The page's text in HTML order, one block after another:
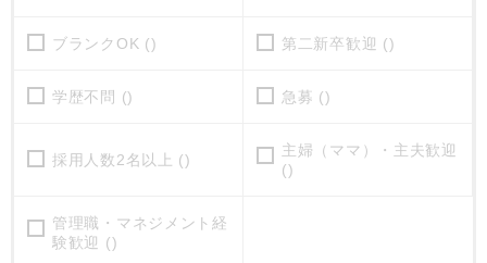
ブランクOK () 第二新卒歓迎 ()
学歴不問 () 急募 ()
採用人数2名以上 ()
主婦（ママ）・主夫歓迎
()
管理職・マネジメント経
験歓迎 ()